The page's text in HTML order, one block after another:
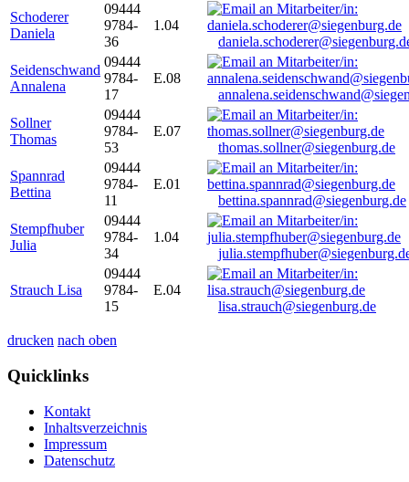
Schoderer
Daniela
09444
9784-
36
1.04
Seidenschwand
Annalena
09444
9784-
17
E.08
Sollner
Thomas
09444
9784-
53
E.07
thomas.sollner@siegenburg.de
Spannrad
Bettina
09444
9784-
11
E.01
bettina.spannrad@siegenburg.de
Stempfhuber
Julia
09444
9784-
34
1.04
Strauch Lisa
09444
9784-
15
E.04
lisa.strauch@siegenburg.de
drucken nach oben
Quicklinks
Kontakt
Inhaltsverzeichnis
Impressum
Datenschutz